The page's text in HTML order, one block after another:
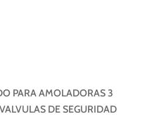
PARA AMOLADORAS3
VALVULAS DE SEGURIDAD